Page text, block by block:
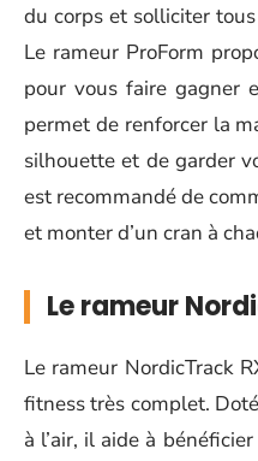
du corps et solliciter
Le rameur ProForm
pour vous faire gagner
permet de renforcer la
silhouette et de garder
est recommandé de
et monter d’un cran à
Le rameur
Le rameur NordicTrack
fitness très complet.
à l’air, il aide à